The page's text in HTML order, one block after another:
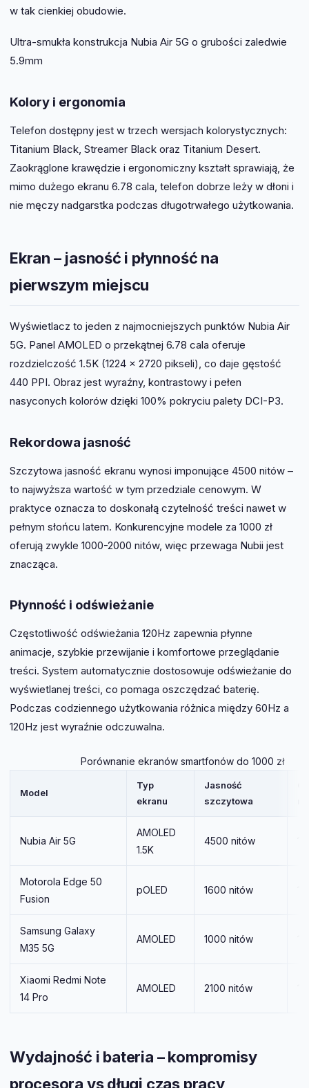
w tak cienkiej obudowie.
Ultra-smukła konstrukcja Nubia Air 5G o grubości zaledwie
5.9mm
Kolory i ergonomia
Telefon dostępny jest w trzech wersjach kolorystycznych:
Titanium Black, Streamer Black oraz Titanium Desert.
Zaokrąglone krawędzie i ergonomiczny kształt sprawiają, że
mimo dużego ekranu 6.78 cala, telefon dobrze leży w dłoni i
nie męczy nadgarstka podczas długotrwałego użytkowania.
Ekran – jasność i płynność na
pierwszym miejscu
Wyświetlacz to jeden z najmocniejszych punktów Nubia Air
5G. Panel AMOLED o przekątnej 6.78 cala oferuje
rozdzielczość 1.5K (1224 x 2720 pikseli), co daje gęstość
440 PPI. Obraz jest wyraźny, kontrastowy i pełen
nasyconych kolorów dzięki 100% pokryciu palety DCI-P3.
Rekordowa jasność
Szczytowa jasność ekranu wynosi imponujące 4500 nitów –
to najwyższa wartość w tym przedziale cenowym. W
praktyce oznacza to doskonałą czytelność treści nawet w
pełnym słońcu latem. Konkurencyjne modele za 1000 zł
oferują zwykle 1000-2000 nitów, więc przewaga Nubii jest
znacząca.
Płynność i odświeżanie
Częstotliwość odświeżania 120Hz zapewnia płynne
animacje, szybkie przewijanie i komfortowe przeglądanie
treści. System automatycznie dostosowuje odświeżanie do
wyświetlanej treści, co pomaga oszczędzać baterię.
Podczas codziennego użytkowania różnica między 60Hz a
120Hz jest wyraźnie odczuwalna.
Porównanie ekranów smartfonów do 1000 zł
Model
Typ
ekranu
Jasność
szczytowa
Nubia Air 5G
AMOLED
1.5K
4500 nitów
Motorola Edge 50
Fusion
pOLED 1600 nitów
Samsung Galaxy
M35 5G
AMOLED 1000 nitów
Xiaomi Redmi Note
14 Pro
AMOLED 2100 nitów
Wydajność i bateria – kompromisy
procesora vs długi czas pracy